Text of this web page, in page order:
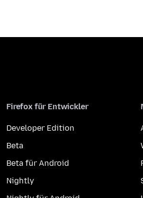
Firefox für Entwickler
Developer Edition
Beta
Beta für Android
Nightly